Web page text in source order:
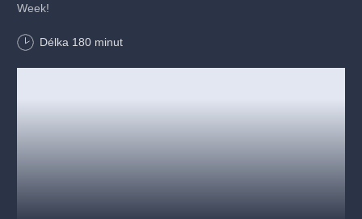
Week!
Pořádá: ARR - Agentura regionálního rozvoje, spol. s r.o.
Délka 180 minut